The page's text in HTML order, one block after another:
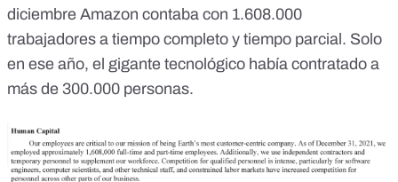
diciembre Amazon contaba con 1.608.000
trabajadores a tiempo completo y tiempo parcial. Solo
en ese año, el gigante tecnológico había contratado a
más de 300.000 personas.